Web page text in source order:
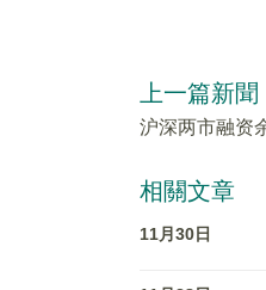
上一篇新聞
沪深两市融资
相關文章
11月30日